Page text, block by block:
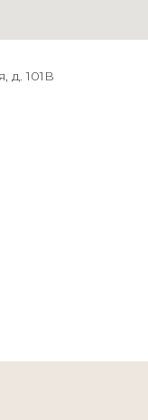
д. 101В